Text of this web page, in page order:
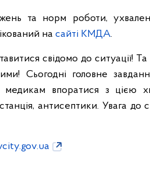
та норм роботи,
на сайті КМДА.
свідомо до ситуації!
Сьогодні головне
впоратися з цією
антисептики. Увага до